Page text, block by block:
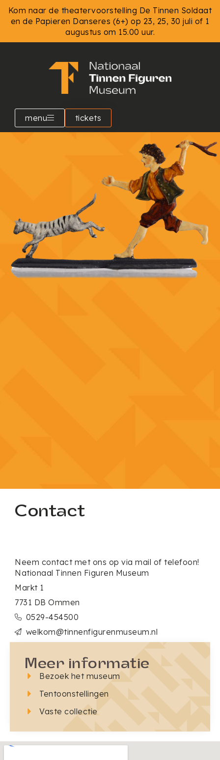
Kom naar de theatervoorstelling De Tinnen Soldaat
en de Papieren Danseres (6+) op 23, 25, 30 juli of 1
augustus om 15.00 uur.
menu tickets
Contact
Neem contact met ons op via mail of telefoon!
Nationaal Tinnen Figuren Museum
Markt 1
7731 DB Ommen
0529-454500
welkom@tinnenfigurenmuseum.nl
Meer informatie
Bezoek het museum
Tentoonstellingen
Vaste collectie